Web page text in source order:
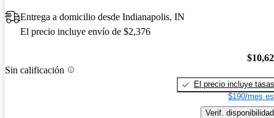
Entrega a domicilio desde Indianapolis, IN
El precio incluye envío de $2,376
Sin calificación
El precio incluye tasas
$190/mes
Verif. disponibilidad